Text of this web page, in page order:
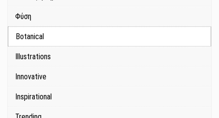
Φύση
Botanical
Illustrations
Innovative
Inspirational